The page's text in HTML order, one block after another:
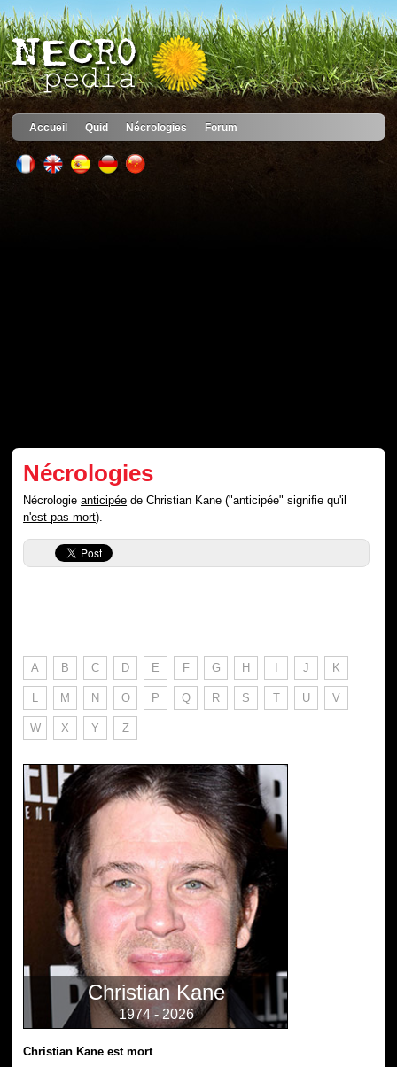
Accueil Quid Nécrologies Forum
Nécrologies
Nécrologieanticipée de Christian Kane ("anticipée" signifie qu'il
n'est pas mort).
A B C D E F G H I J K
L M N O P Q R S T U V
W X Y Z
Christian Kane
1974 - 2026
Christian Kane est mort